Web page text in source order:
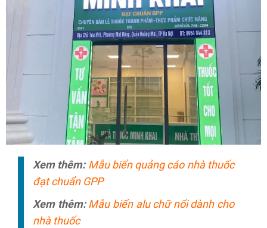
Xem thêm: Mẫu biển quảng cáo nhà thuốc
đạt chuẩn GPP
Xem thêm:Mẫu biển alu chữ nổi dành cho
nhà thuốc